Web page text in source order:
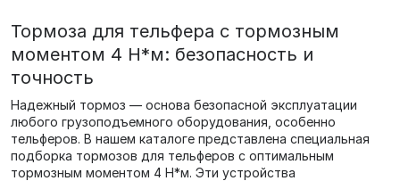
Тормоза для тельфера с тормозным
моментом 4 Н*м: безопасность и
точность
Надежный тормоз — основа безопасной эксплуатации
любого грузоподъемного оборудования, особенно
тельферов. В нашем каталоге представлена специальная
подборка тормозов для тельферов с оптимальным
тормозным моментом 4 Н*м. Эти устройства